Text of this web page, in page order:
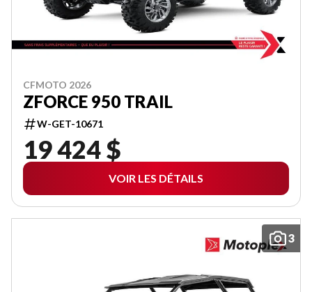
CFMOTO 2026
ZFORCE 950 TRAIL
W-GET-10671
19 424 $
VOIR LES DÉTAILS
3